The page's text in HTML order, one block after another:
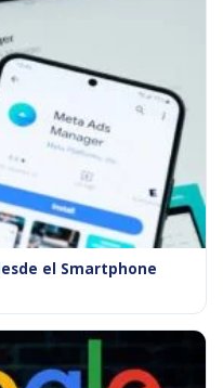
el Smartphone